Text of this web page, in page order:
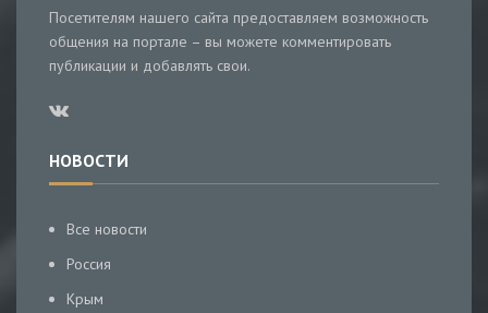
Посетителям нашего сайта предоставляем возможность
общения на портале – вы можете комментировать
публикации и добавлять свои.
НОВОСТИ
Все новости
Россия
Крым